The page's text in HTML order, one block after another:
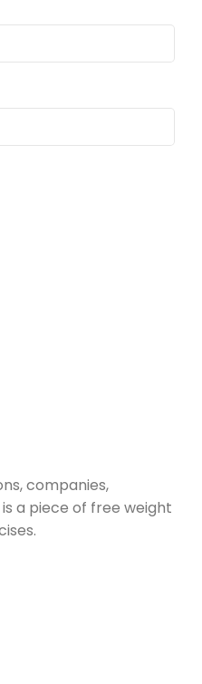
companies,
is a piece of free weight